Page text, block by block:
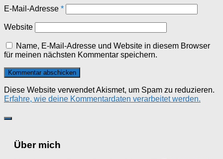
E-Mail-Adresse *
Website
Name, E-Mail-Adresse und Website in diesem Browser
für meinen nächsten Kommentar speichern.
Diese Website verwendet Akismet, um Spam zu reduzieren.
Erfahre, wie deine Kommentardaten verarbeitet werden.
Über mich